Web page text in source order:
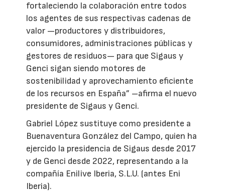
fortaleciendo la colaboración entre todos
los agentes de sus respectivas cadenas de
valor —productores y distribuidores,
consumidores, administraciones públicas y
gestores de residuos— para que Sigaus y
Genci sigan siendo motores de
sostenibilidad y aprovechamiento eficiente
de los recursos en España” –afirma el nuevo
presidente de Sigaus y Genci.
Gabriel López sustituye como presidente a
Buenaventura González del Campo, quien ha
ejercido la presidencia de Sigaus desde 2017
y de Genci desde 2022, representando a la
compañía Enilive Iberia, S.L.U. (antes Eni
Iberia).